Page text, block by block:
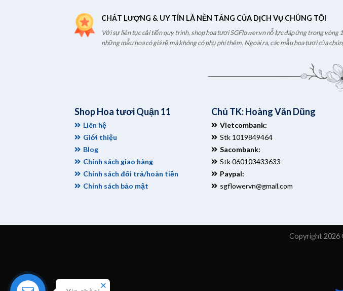
CHẤT LƯỢNG & UY TÍN LÀ NỀN TẢNG CỦA DỊCH VỤ CHÚNG TÔI
Với sự liên tục cải tiến quy trình, shop hoa tươi SGFlower.vn nỗ lực đáp ứng trong vòng
những mẫu hoa có giá rẽ mà không có phụ phí thêm. Ngoài ra, các mẫu hoa tươi của
Shop Hoa tươi Quận 11
Liên hệ
Giới thiệu
Blog
Chính sách giao hàng
Chính sách đổi trả/hoàn tiền
Chính sách bảo mật
Chủ TK: Hoàng Văn Dũng
Vietcombank:
Stk 1019849464
Sacombank:
Stk 060103433633
Paypal:
sgflowervn@gmail.com
Copyright 2026